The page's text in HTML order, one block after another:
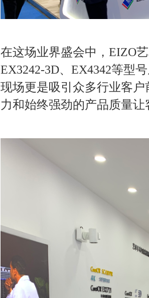
在这场业界盛会中，EIZO
EX3242-3D、EX4342等型
现场更是吸引众多行业客
力和始终强劲的产品质量